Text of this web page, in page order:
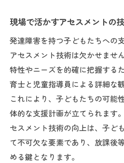
現場で活かすアセスメントの
発達障害を持つ子どもたちへの
アセスメント技術は欠かせませ
特性やニーズを的確に把握する
育士と児童指導員による詳細な
これにより、子どもたちの可能
体的な支援計画が立てられます
セスメント技術の向上は、子ど
て不可欠な要素であり、放課後
める鍵となります。